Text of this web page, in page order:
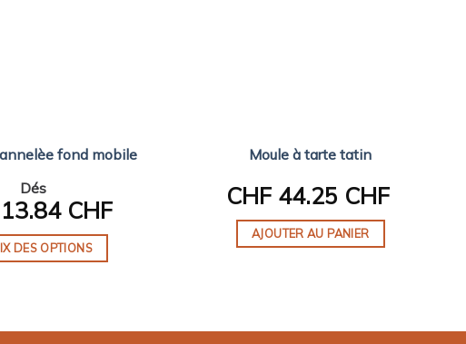
fond mobile
Dés
CHF
DES OPTIONS
Moule à tarte tatin
CHF 44.25 CHF
AJOUTER AU PANIER